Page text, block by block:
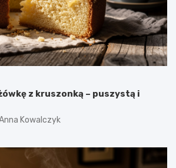
z kruszonką – puszystą i
Kowalczyk